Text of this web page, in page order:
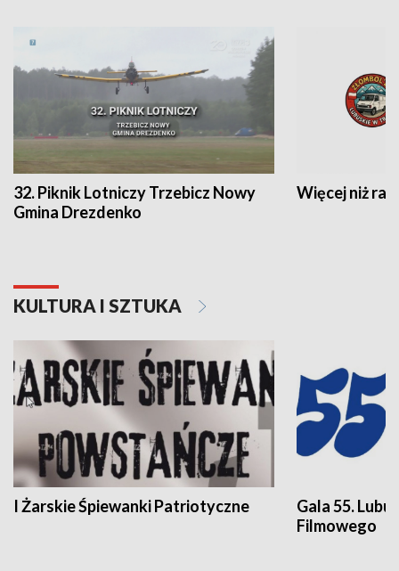
32. Piknik Lotniczy Trzebicz Nowy
Gmina Drezdenko
Więcej niż rajd
KULTURA I SZTUKA
I Żarskie Śpiewanki Patriotyczne
Gala 55.
Filmowego